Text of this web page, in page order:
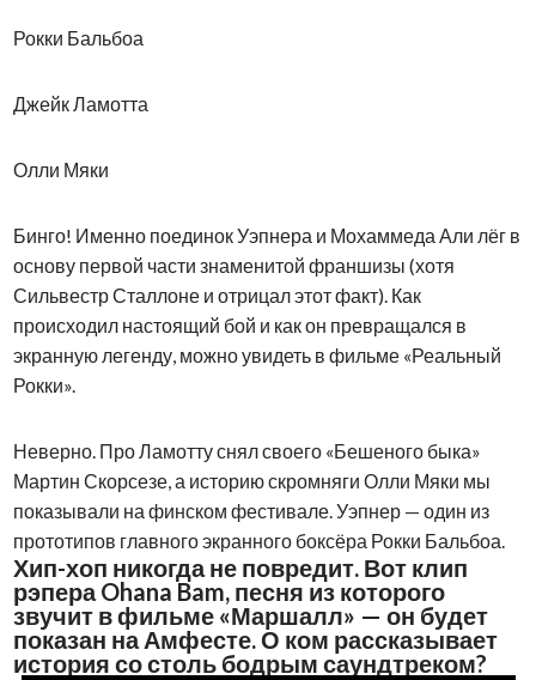
Рокки Бальбоа
Джейк Ламотта
Олли Мяки
Бинго! Именно поединок Уэпнера и Мохаммеда Али лёг в
основу первой части знаменитой франшизы (хотя
Сильвестр Сталлоне и отрицал этот факт). Как
происходил настоящий бой и как он превращался в
экранную легенду, можно увидеть в фильме «Реальный
Рокки».
Неверно. Про Ламотту снял своего «Бешеного быка»
Мартин Скорсезе, а историю скромняги Олли Мяки мы
показывали на финском фестивале. Уэпнер — один из
прототипов главного экранного боксёра Рокки Бальбоа.
Хип-хоп никогда не повредит. Вот клип
рэпера Ohana Bam, песня из которого
звучит в фильме «Маршалл» — он будет
показан на Амфесте. О ком рассказывает
история со столь бодрым саундтреком?